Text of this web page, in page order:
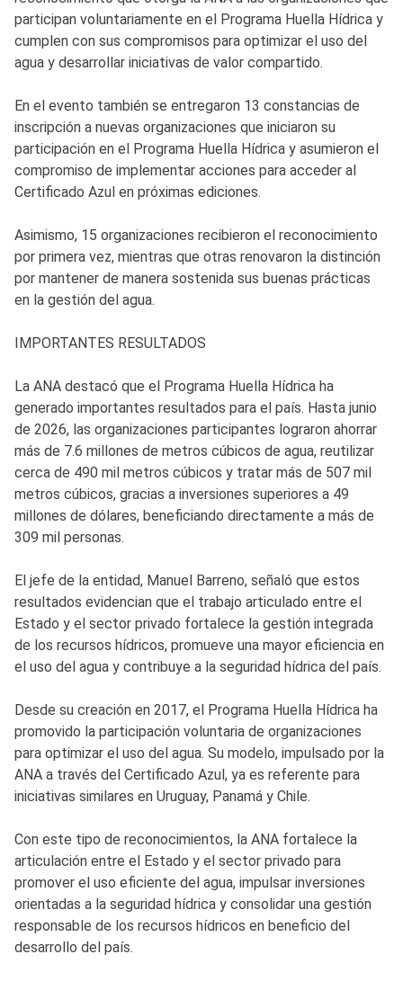
participan voluntariamente en el Programa Huella Hídrica y
cumplen con sus compromisos para optimizar el uso del
agua y desarrollar iniciativas de valor compartido.
En el evento también se entregaron 13 constancias de
inscripción a nuevas organizaciones que iniciaron su
participación en el Programa Huella Hídrica y asumieron el
compromiso de implementar acciones para acceder al
Certificado Azul en próximas ediciones.
Asimismo, 15 organizaciones recibieron el reconocimiento
por primera vez, mientras que otras renovaron la distinción
por mantener de manera sostenida sus buenas prácticas
en la gestión del agua.
IMPORTANTES RESULTADOS
La ANA destacó que el Programa Huella Hídrica ha
generado importantes resultados para el país. Hasta junio
de 2026, las organizaciones participantes lograron ahorrar
más de 7.6 millones de metros cúbicos de agua, reutilizar
cerca de 490 mil metros cúbicos y tratar más de 507 mil
metros cúbicos, gracias a inversiones superiores a 49
millones de dólares, beneficiando directamente a más de
309 mil personas.
El jefe de la entidad, Manuel Barreno, señaló que estos
resultados evidencian que el trabajo articulado entre el
Estado y el sector privado fortalece la gestión integrada
de los recursos hídricos, promueve una mayor eficiencia en
el uso del agua y contribuye a la seguridad hídrica del país.
Desde su creación en 2017, el Programa Huella Hídrica ha
promovido la participación voluntaria de organizaciones
para optimizar el uso del agua. Su modelo, impulsado por la
ANA a través del Certificado Azul, ya es referente para
iniciativas similares en Uruguay, Panamá y Chile.
Con este tipo de reconocimientos, la ANA fortalece la
articulación entre el Estado y el sector privado para
promover el uso eficiente del agua, impulsar inversiones
orientadas a la seguridad hídrica y consolidar una gestión
responsable de los recursos hídricos en beneficio del
desarrollo del país.